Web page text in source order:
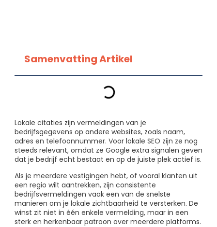
Samenvatting Artikel
Lokale citaties zijn vermeldingen van je
bedrijfsgegevens op andere websites, zoals naam,
adres en telefoonnummer. Voor lokale SEO zijn ze nog
steeds relevant, omdat ze Google extra signalen geven
dat je bedrijf echt bestaat en op de juiste plek actief is.
Als je meerdere vestigingen hebt, of vooral klanten uit
een regio wilt aantrekken, zijn consistente
bedrijfsvermeldingen vaak een van de snelste
manieren om je lokale zichtbaarheid te versterken. De
winst zit niet in één enkele vermelding, maar in een
sterk en herkenbaar patroon over meerdere platforms.